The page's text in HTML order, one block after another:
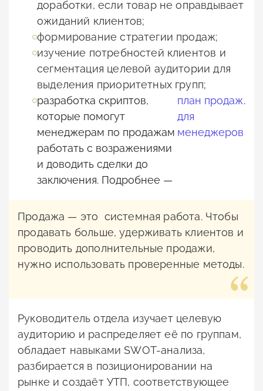
доработки, если товар не оправдывает
ожиданий клиентов;
формирование стратегии продаж;
изучение потребностей клиентов и
сегментация целевой аудитории для
выделения приоритетных групп;
разработка скриптов,
которые помогут
менеджерам по продажам
работать с возражениями
и доводить сделки до
заключения. Подробнее —
план продаж
для
менеджеров
.
Продажа — это системная работа. Чтобы
продавать больше, удерживать клиентов и
проводить дополнительные продажи,
нужно использовать проверенные методы.
Руководитель отдела изучает целевую
аудиторию и распределяет её по группам,
обладает навыками SWOT-анализа,
разбирается в позиционировании на
рынке и создаёт УТП, соответствующее